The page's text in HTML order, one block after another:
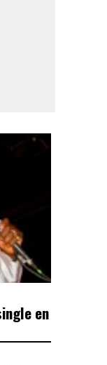
en